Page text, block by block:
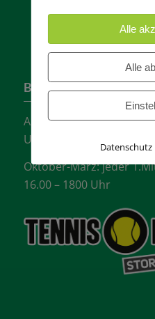
Bürozeiten
April-September: jeder
Uhr
Oktober-März: jeder
16.00 – 1800 Uhr
Alle
Alle
Datenschutz